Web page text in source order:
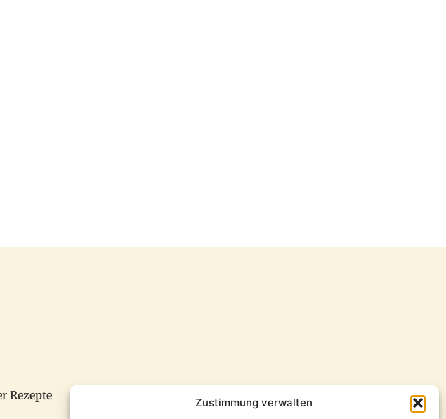
Zustimmung verwalten
Rezepte